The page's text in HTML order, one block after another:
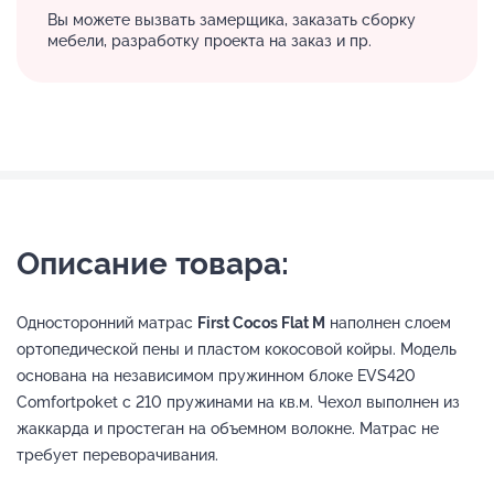
Вы можете вызвать замерщика, заказать сборку
мебели, разработку проекта на заказ и пр.
Описание товара:
Односторонний матрас First Cocos Flat M наполнен слоем
ортопедической пены и пластом кокосовой койры. Модель
основана на независимом пружинном блоке EVS420
Comfortpoket с 210 пружинами на кв.м. Чехол выполнен из
жаккарда и простеган на объемном волокне. Матрас не
требует переворачивания.